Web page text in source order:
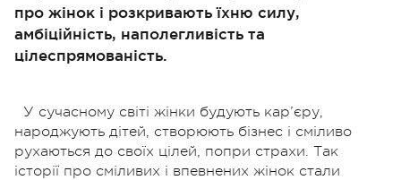
про жінок і розкривають їхню силу,
амбіційність, наполегливість та
цілеспрямованість.
У сучасному світі жінки будують кар’єру,
народжують дітей, створюють бізнес і сміливо
рухаються до своїх цілей, попри страхи. Так
історії про сміливих і впевнених жінок стали